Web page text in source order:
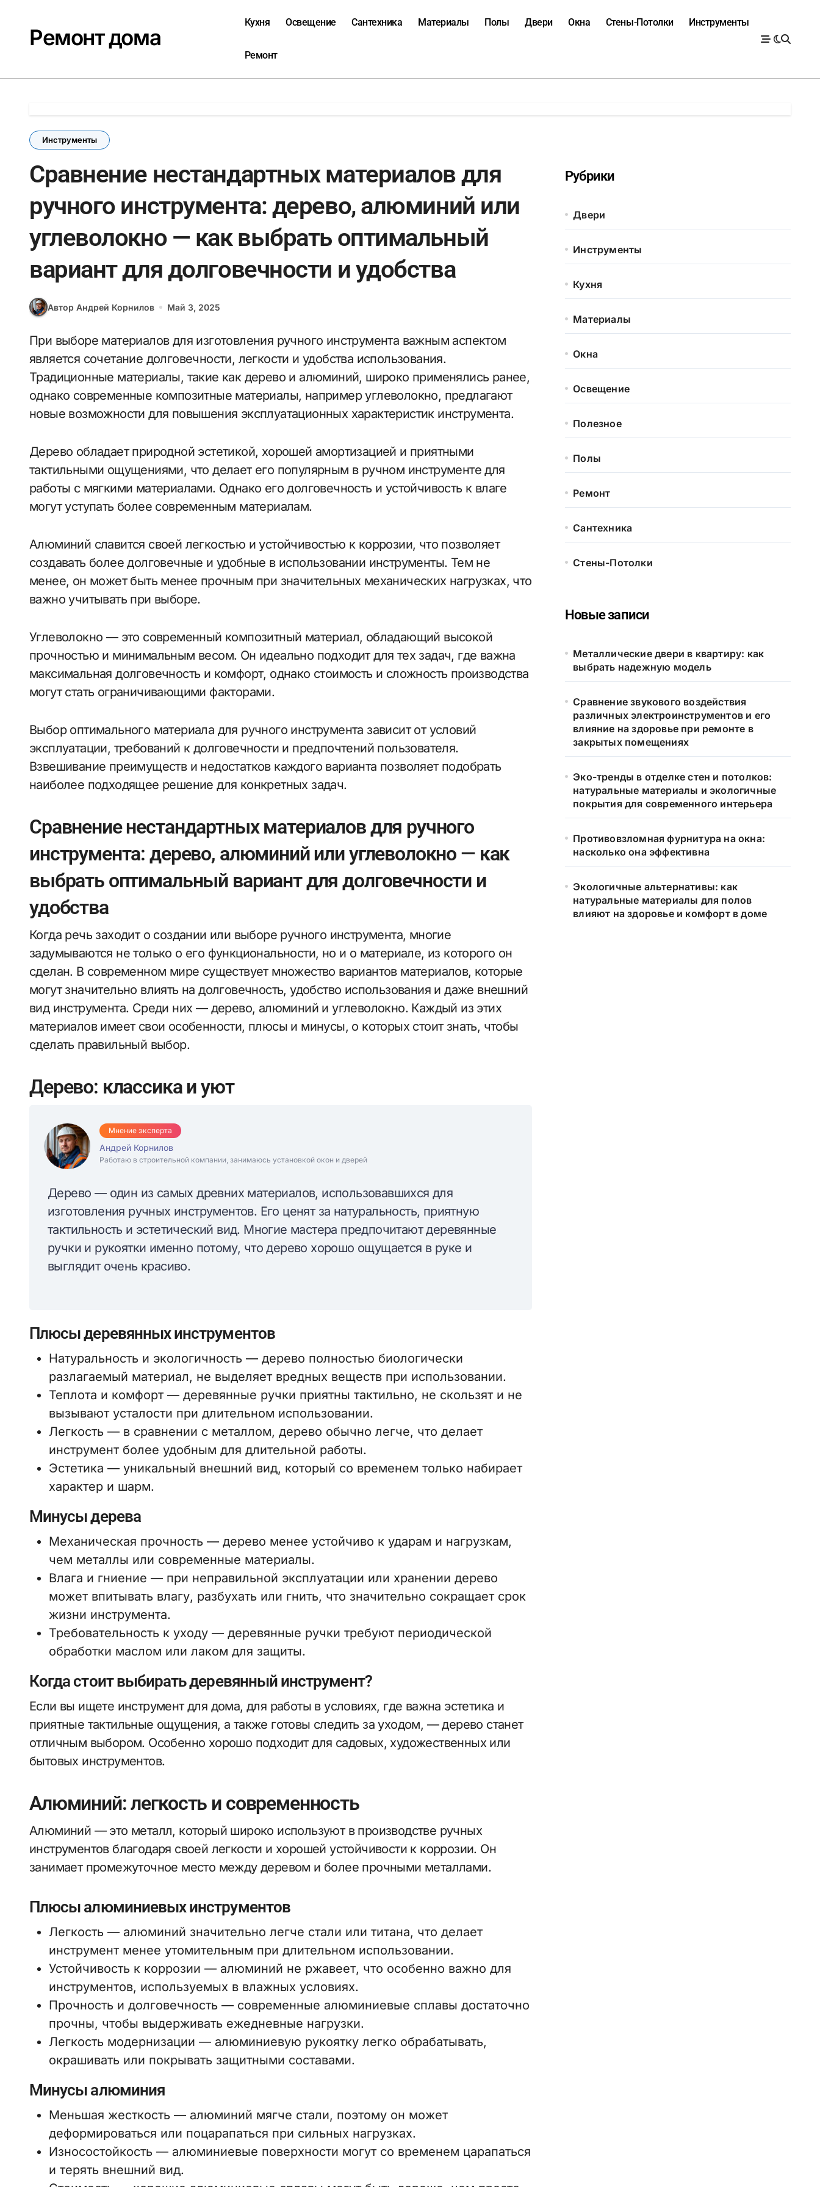
содержаниюРемонт дома
Кухня Освещение Сантехника Материалы Полы Двери Окна Стены-Потолки Инструменты
Ремонт
Инструменты
Сравнение нестандартных материалов для
ручного инструмента: дерево, алюминий или
углеволокно — как выбрать оптимальный
вариант для долговечности и удобства
Автор Андрей Корнилов Май 3, 2025
При выборе материалов для изготовления ручного инструмента важным аспектом
является сочетание долговечности, легкости и удобства использования.
Традиционные материалы, такие как дерево и алюминий, широко применялись ранее,
однако современные композитные материалы, например углеволокно, предлагают
новые возможности для повышения эксплуатационных характеристик инструмента.
Дерево обладает природной эстетикой, хорошей амортизацией и приятными
тактильными ощущениями, что делает его популярным в ручном инструменте для
работы с мягкими материалами. Однако его долговечность и устойчивость к влаге
могут уступать более современным материалам.
Алюминий славится своей легкостью и устойчивостью к коррозии, что позволяет
создавать более долговечные и удобные в использовании инструменты. Тем не
менее, он может быть менее прочным при значительных механических нагрузках, что
важно учитывать при выборе.
Углеволокно — это современный композитный материал, обладающий высокой
прочностью и минимальным весом. Он идеально подходит для тех задач, где важна
максимальная долговечность и комфорт, однако стоимость и сложность производства
могут стать ограничивающими факторами.
Выбор оптимального материала для ручного инструмента зависит от условий
эксплуатации, требований к долговечности и предпочтений пользователя.
Взвешивание преимуществ и недостатков каждого варианта позволяет подобрать
наиболее подходящее решение для конкретных задач.
Сравнение нестандартных материалов для ручного
инструмента: дерево, алюминий или углеволокно — как
выбрать оптимальный вариант для долговечности и
удобства
Когда речь заходит о создании или выборе ручного инструмента, многие
задумываются не только о его функциональности, но и о материале, из которого он
сделан. В современном мире существует множество вариантов материалов, которые
могут значительно влиять на долговечность, удобство использования и даже внешний
вид инструмента. Среди них — дерево, алюминий и углеволокно. Каждый из этих
материалов имеет свои особенности, плюсы и минусы, о которых стоит знать, чтобы
сделать правильный выбор.
Дерево: классика и уют
Мнение эксперта
Андрей Корнилов
Работаю в строительной компании, занимаюсь установкой окон и дверей
Дерево — один из самых древних материалов, использовавшихся для
изготовления ручных инструментов. Его ценят за натуральность, приятную
тактильность и эстетический вид. Многие мастера предпочитают деревянные
ручки и рукоятки именно потому, что дерево хорошо ощущается в руке и
выглядит очень красиво.
Плюсы деревянных инструментов
Натуральность и экологичность — дерево полностью биологически
разлагаемый материал, не выделяет вредных веществ при использовании.
Теплота и комфорт — деревянные ручки приятны тактильно, не скользят и не
вызывают усталости при длительном использовании.
Легкость — в сравнении с металлом, дерево обычно легче, что делает
инструмент более удобным для длительной работы.
Эстетика — уникальный внешний вид, который со временем только набирает
характер и шарм.
Минусы дерева
Механическая прочность — дерево менее устойчиво к ударам и нагрузкам,
чем металлы или современные материалы.
Влага и гниение — при неправильной эксплуатации или хранении дерево
может впитывать влагу, разбухать или гнить, что значительно сокращает срок
жизни инструмента.
Требовательность к уходу — деревянные ручки требуют периодической
обработки маслом или лаком для защиты.
Когда стоит выбирать деревянный инструмент?
Если вы ищете инструмент для дома, для работы в условиях, где важна эстетика и
приятные тактильные ощущения, а также готовы следить за уходом, — дерево станет
отличным выбором. Особенно хорошо подходит для садовых, художественных или
бытовых инструментов.
Алюминий: легкость и современность
Алюминий — это металл, который широко используют в производстве ручных
инструментов благодаря своей легкости и хорошей устойчивости к коррозии. Он
занимает промежуточное место между деревом и более прочными металлами.
Плюсы алюминиевых инструментов
Легкость — алюминий значительно легче стали или титана, что делает
инструмент менее утомительным при длительном использовании.
Устойчивость к коррозии — алюминий не ржавеет, что особенно важно для
инструментов, используемых в влажных условиях.
Прочность и долговечность — современные алюминиевые сплавы достаточно
прочны, чтобы выдерживать ежедневные нагрузки.
Легкость модернизации — алюминиевую рукоятку легко обрабатывать,
окрашивать или покрывать защитными составами.
Минусы алюминия
Меньшая жесткость — алюминий мягче стали, поэтому он может
деформироваться или поцарапаться при сильных нагрузках.
Износостойкость — алюминиевые поверхности могут со временем царапаться
и терять внешний вид.
Рубрики
Двери
Инструменты
Кухня
Материалы
Окна
Освещение
Полезное
Полы
Ремонт
Сантехника
Стены-Потолки
Новые записи
Металлические двери в квартиру: как
выбрать надежную модель
Сравнение звукового воздействия
различных электроинструментов и его
влияние на здоровье при ремонте в
закрытых помещениях
Эко-тренды в отделке стен и потолков:
натуральные материалы и экологичные
покрытия для современного интерьера
Противовзломная фурнитура на окна:
насколько она эффективна
Экологичные альтернативы: как
натуральные материалы для полов
влияют на здоровье и комфорт в доме